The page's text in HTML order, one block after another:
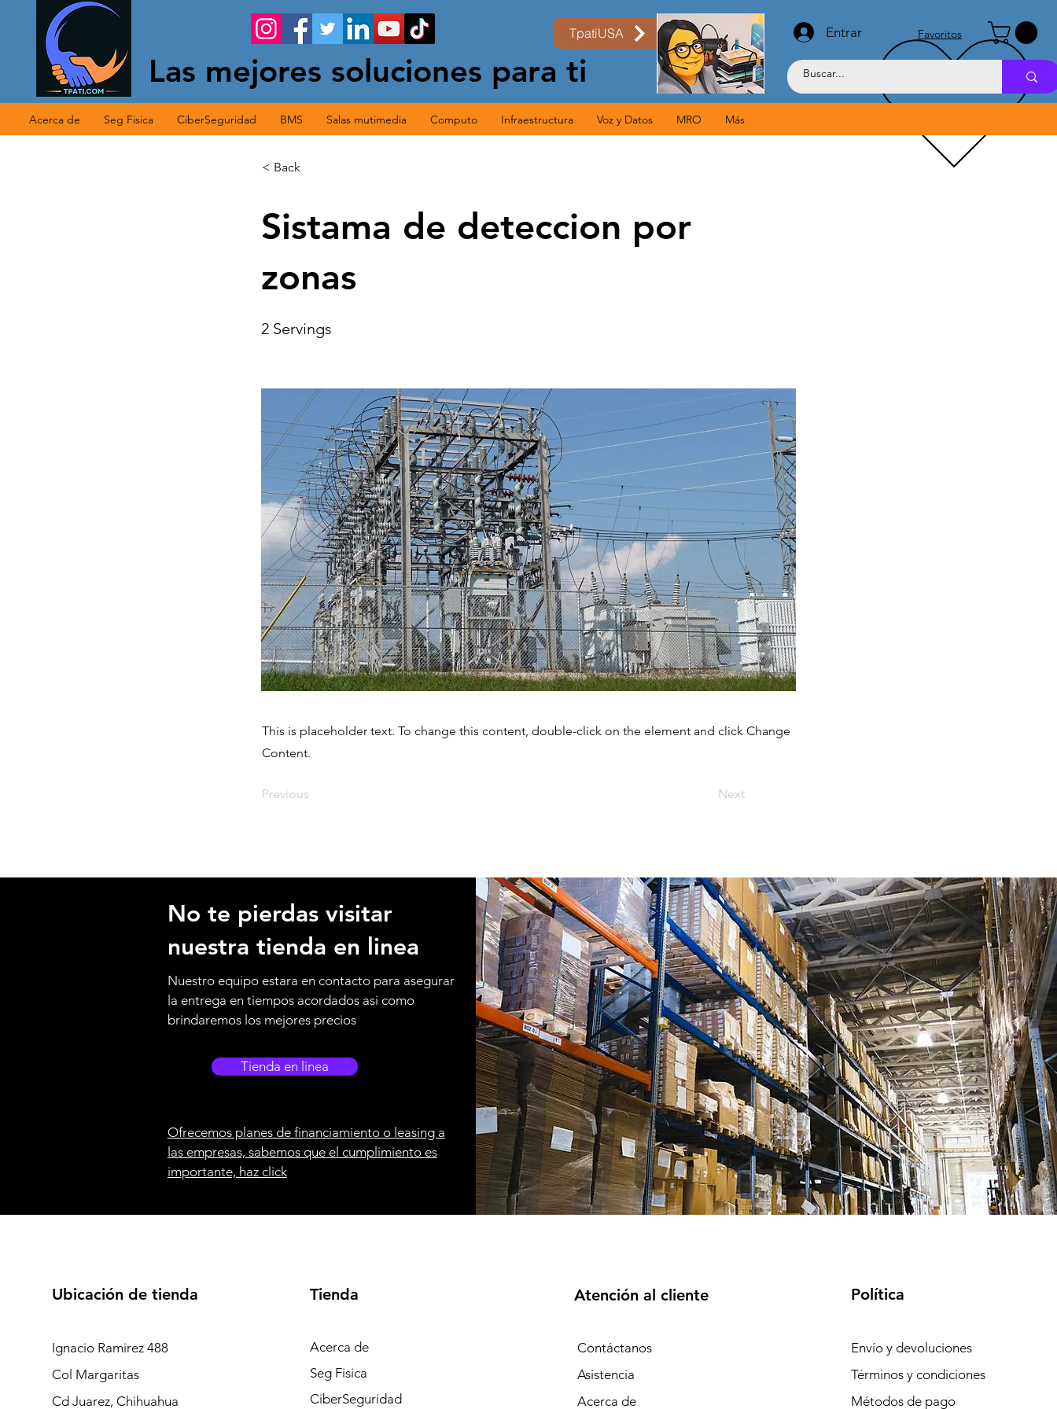
TpatiUSA
Las mejores soluciones para ti
Entrar Favoritos
Acerca de Seg Fisica CiberSeguridad BMS Salas mutimedia Computo Infraestructura Voz y Datos MRO Más
< Back
Sistama de deteccion por
zonas
2 Servings
This is placeholder text. To change this content, double-click on the element and click Change
Content.
Previous Next
No te pierdas visitar
nuestra tienda en linea
Nuestro equipo estara en contacto para asegurar
la entrega en tiempos acordados asi como
brindaremos los mejores precios
Tienda en linea
Ofrecemos planes de financiamiento o leasing a
las empresas, sabemos que el cumplimiento es
importante, haz click
Ubicación de tienda
Ignacio Ramirez 488
Col Margaritas
Cd Juarez, Chihuahua
Tienda
Acerca de
Seg Fisica
CiberSeguridad
Atención al cliente
Contáctanos
Asistencia
Acerca de
Política
Envío y devoluciones
Términos y condiciones
Métodos de pago